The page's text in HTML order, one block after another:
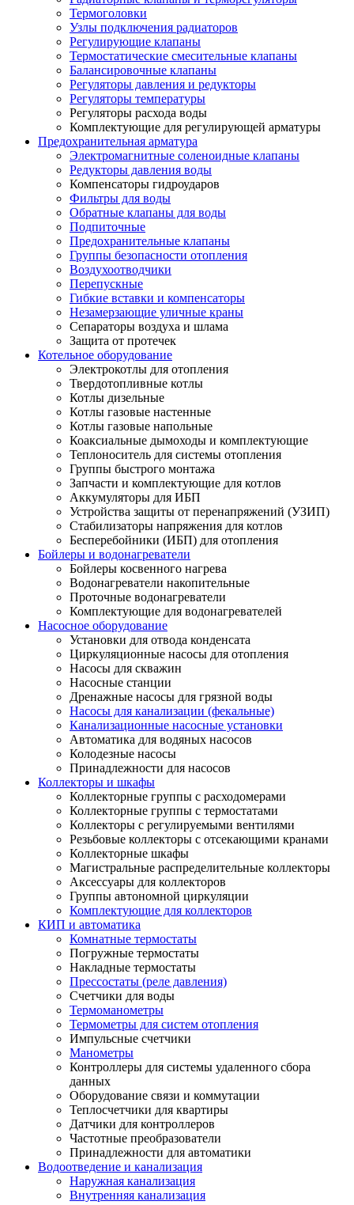
Термоголовки
Узлы подключения радиаторов
Регулирующие клапаны
Термостатические смесительные клапаны
Балансировочные клапаны
Регуляторы давления и редукторы
Регуляторы температуры
Регуляторы расхода воды
Комплектующие для регулирующей арматуры
Предохранительная арматура
Электромагнитные соленоидные клапаны
Редукторы давления воды
Компенсаторы гидроударов
Фильтры для воды
Обратные клапаны для воды
Подпиточные
Предохранительные клапаны
Группы безопасности отопления
Воздухоотводчики
Перепускные
Гибкие вставки и компенсаторы
Незамерзающие уличные краны
Сепараторы воздуха и шлама
Защита от протечек
Котельное оборудование
Электрокотлы для отопления
Твердотопливные котлы
Котлы дизельные
Котлы газовые настенные
Котлы газовые напольные
Коаксиальные дымоходы и комплектующие
Теплоноситель для системы отопления
Группы быстрого монтажа
Запчасти и комплектующие для котлов
Аккумуляторы для ИБП
Устройства защиты от перенапряжений (УЗИП)
Стабилизаторы напряжения для котлов
Бесперебойники (ИБП) для отопления
Бойлеры и водонагреватели
Бойлеры косвенного нагрева
Водонагреватели накопительные
Проточные водонагреватели
Комплектующие для водонагревателей
Насосное оборудование
Установки для отвода конденсата
Циркуляционные насосы для отопления
Насосы для скважин
Насосные станции
Дренажные насосы для грязной воды
Насосы для канализации (фекальные)
Канализационные насосные установки
Автоматика для водяных насосов
Колодезные насосы
Принадлежности для насосов
Коллекторы и шкафы
Коллекторные группы с расходомерами
Коллекторные группы с термостатами
Коллекторы с регулируемыми вентилями
Резьбовые коллекторы с отсекающими кранами
Коллекторные шкафы
Магистральные распределительные коллекторы
Аксессуары для коллекторов
Группы автономной циркуляции
Комплектующие для коллекторов
КИП и автоматика
Комнатные термостаты
Погружные термостаты
Накладные термостаты
Прессостаты (реле давления)
Счетчики для воды
Термоманометры
Термометры для систем отопления
Импульсные счетчики
Манометры
Контроллеры для системы удаленного сбора
данных
Оборудование связи и коммутации
Теплосчетчики для квартиры
Датчики для контроллеров
Частотные преобразователи
Принадлежности для автоматики
Водоотведение и канализация
Наружная канализация
Внутренняя канализация